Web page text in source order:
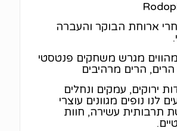
ארוחת הבוקר והעברה
מהווים מגרש משחקים פנטסטי
הרים, הרים מרהיבים
ירוקים, עמקים ונחלים
לנו נופים מגוונים עוצרי
תרבותית עשירה, חוות